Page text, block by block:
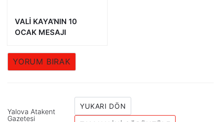
VALİ KAYA’NIN 10
OCAK MESAJI
YORUM BIRAK
Yalova Atakent
Gazetesi
YUKARI DÖN